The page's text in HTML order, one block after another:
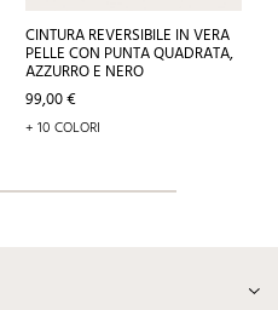
CINTURA REVERSIBILE IN VERA
PELLE CON PUNTA QUADRATA,
AZZURRO E NERO
Prezzo
99,00 €
+ 10 COLORI